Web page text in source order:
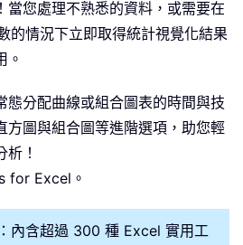
當您處理不熟悉的資料，或需要在
的情況下立即取得統計視覺化結果
。
態分配曲線或組合圖表的時間與技
方圖與組合圖等進階選項，助您輕
！
for Excel。
：內含超過 300 種 Excel 實用工